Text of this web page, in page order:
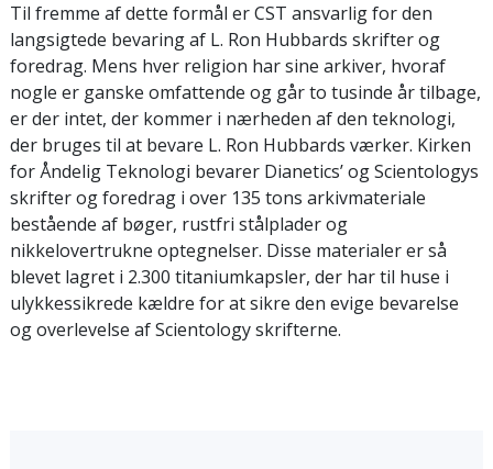
Til fremme af dette formål er CST ansvarlig for den
langsigtede bevaring af L. Ron Hubbards skrifter og
foredrag. Mens hver religion har sine arkiver, hvoraf
nogle er ganske omfattende og går to tusinde år tilbage,
er der intet, der kommer i nærheden af den teknologi,
der bruges til at bevare L. Ron Hubbards værker. Kirken
for Åndelig Teknologi bevarer Dianetics’ og Scientologys
skrifter og foredrag i over 135 tons arkivmateriale
bestående af bøger, rustfri stålplader og
nikkelovertrukne optegnelser. Disse materialer er så
blevet lagret i 2.300 titaniumkapsler, der har til huse i
ulykkessikrede kældre for at sikre den evige bevarelse
og overlevelse af Scientology skrifterne.